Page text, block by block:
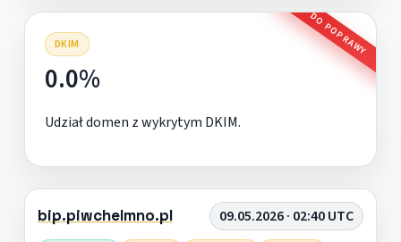
DKIM DO POPRAWY
0.0%
Udział domen z wykrytym DKIM.
bip.piwchelmno.pl 09.05.2026 · 02:40 UTC